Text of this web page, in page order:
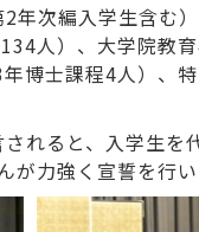
年次編入学生含む
人）、大学院教
博士課程4人）、
れると、入学生を
力強く宣誓を行